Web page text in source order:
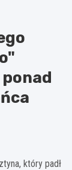
który padł